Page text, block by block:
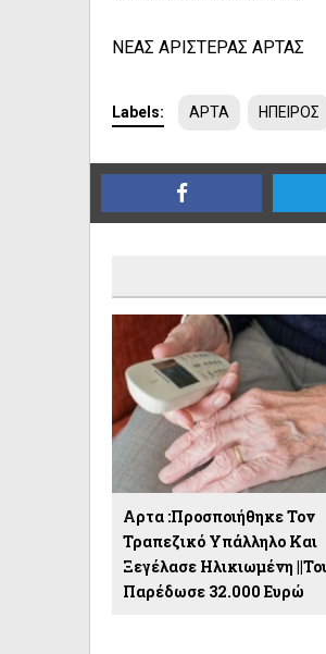
ΝΕΑΣ ΑΡΙΣΤΕΡΑΣ ΑΡΤΑΣ
Labels: ΑΡΤΑ ΗΠΕΙΡΟΣ
Αρτα :Προσποιήθηκε Τον
Τραπεζικό Υπάλληλο Και
Ξεγέλασε Ηλικιωμένη
Παρέδωσε 32.000 Ευρώ